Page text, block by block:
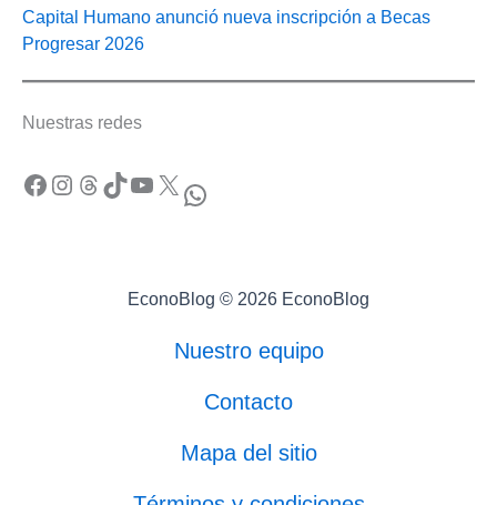
Capital Humano anunció nueva inscripción a Becas
Progresar 2026
Nuestras redes
Facebook Instagram Threads TikTok YouTube X WhatsApp
EconoBlog © 2026 EconoBlog
Nuestro equipo
Contacto
Mapa del sitio